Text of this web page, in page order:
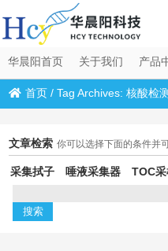
华晨阳首页 关于我们 产品
首页 /Tag Archives: 核酸检
文章检索 你可以选择下面的条件并
采集拭子 唾液采集器 TOC